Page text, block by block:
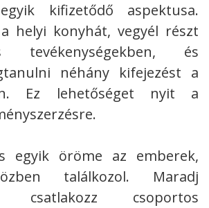
kifizetődő aspektusa.
helyi konyhát, vegyél részt
tevékenységekben, és
néhány kifejezést a
Ez lehetőséget nyit a
egyik öröme az emberek,
találkozol. Maradj
csatlakozz csoportos